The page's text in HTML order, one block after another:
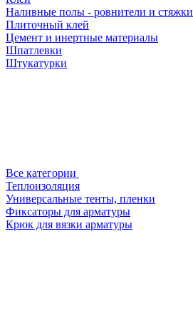
Наливные полы - ровнители и стяжки
Плиточный клей
Цемент и инертные материалы
Шпатлевки
Штукатурки
Все категории
Теплоизоляция
Универсальные тенты, пленки
Фиксаторы для арматуры
Крюк для вязки арматуры